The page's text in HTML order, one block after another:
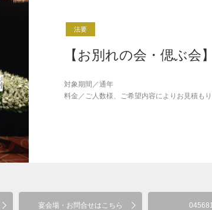
法要
【お別れの会・偲ぶ会
対象期間 ／通年
料金 ／ ご人数様、ご希望内容によりお見積も
宴会場・お問合せはこちら